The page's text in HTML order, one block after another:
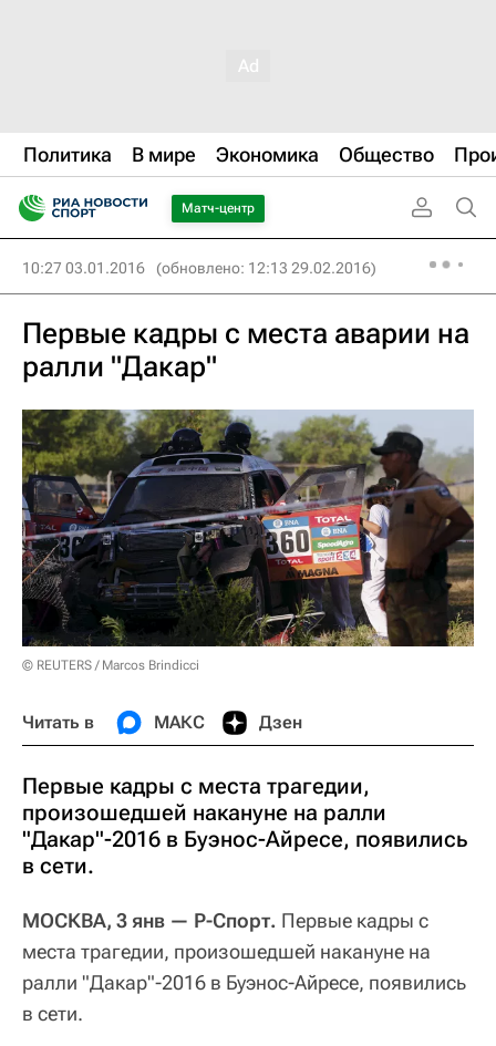
Политика В мире Экономика Общество
Матч-центр
10:27 03.01.2016 (обновлено: 12:13 29.02.2016)
Первые кадры с места аварии на
ралли "Дакар"
© REUTERS / Marcos Brindicci
Читать в МАКС Дзен
Первые кадры с места трагедии,
произошедшей накануне на ралли
"Дакар"-2016 в Буэнос-Айресе, появились
в сети.
МОСКВА, 3 янв — Р-Спорт. Первые кадры с
места трагедии, произошедшей накануне на
ралли "Дакар"-2016 в Буэнос-Айресе, появились
в сети.